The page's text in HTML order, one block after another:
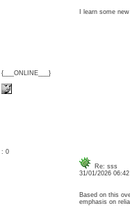
{___ONLINE___}
I learn some
: 0
Re: sss
31/01/2026
Based on this
emphasis on